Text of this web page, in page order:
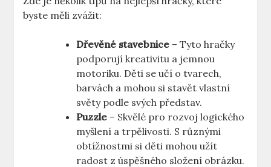
byste měli zvážit:
Dřevěné stavebnice – Tyto hračky
podporují kreativitu a jemnou
motoriku. Děti se učí o tvarech,
barvách a mohou si stavět vlastní
světy podle svých představ.
Puzzle – Skvělé pro rozvoj logického
myšlení a trpělivosti. S různými
obtížnostmi si děti mohou užít
radost z úspěšného složení obrázku.